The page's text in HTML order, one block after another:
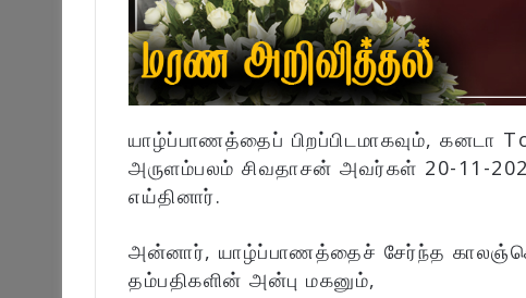
யாழ்ப்பாணத்தைப் பிறப்பிடமாகவும்,
அருளம்பலம் சிவதாசன் அவர்கள் 20-11-
எய்தினார்.
அன்னார், யாழ்ப்பாணத்தைச் சேர்ந்த
தம்பதிகளின் அன்பு மகனும்,